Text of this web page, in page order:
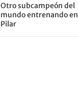
Otro subcampeón del
mundo entrenando en
Pilar